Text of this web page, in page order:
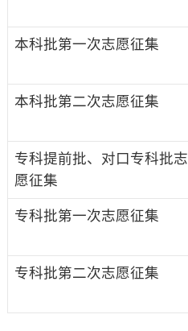
本科批第一次志愿征集
本科批第二次志愿征集
专科提前批、对口专科批志
愿征集
专科批第一次志愿征集
专科批第二次志愿征集